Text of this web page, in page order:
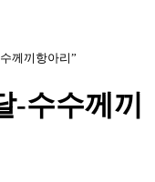
께끼항아리”
-수수께끼